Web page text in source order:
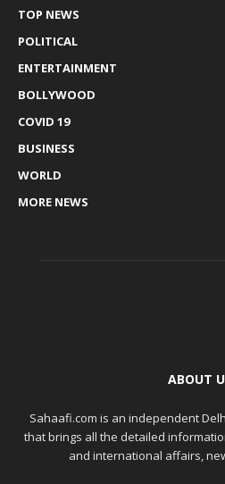
TOP NEWS
POLITICAL
ENTERTAINMENT
BOLLYWOOD
COVID 19
BUSINESS
WORLD
MORE NEWS
ABOUT
Sahaafi.com is an independent
that brings all the detailed
and international affairs,